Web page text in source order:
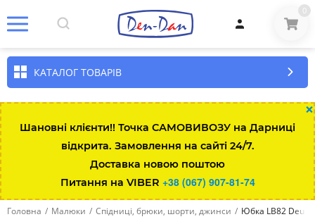
0
КАТАЛОГ ТОВАРІВ
×
Шановні клієнти!! Точка САМОВИВОЗУ на Дарниці
відкрита. Замовлення на сайті 24/7.
Доставка новою поштою
Питання на VIBER +38 (067) 907-81-74
Головна / Малюки / Спідниці, брюки, шорти, джинси / Юбка LB82 Deux